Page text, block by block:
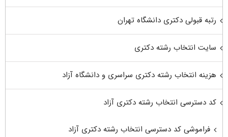
رتبه قبولی دکتری دانشگاه تهران
سایت انتخاب رشته دکتری
هزینه انتخاب رشته دکتری سراسری و دانشگاه آزاد
کد دسترسی انتخاب رشته دکتری آزاد
فراموشی کد دسترسی انتخاب رشته دکتری آزاد